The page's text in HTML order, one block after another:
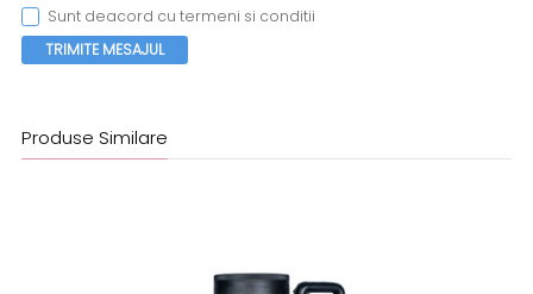
Sunt deacord cu termeni si conditii
TRIMITE MESAJUL
Produse Similare